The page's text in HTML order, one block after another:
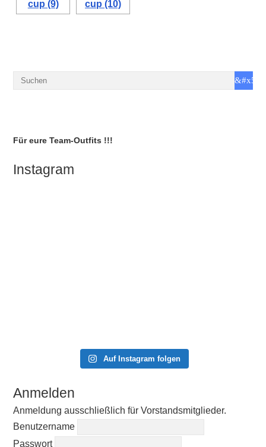
Für eure Team-Outfits !!!
Instagram
Auf Instagram folgen
Anmelden
Anmeldung ausschließlich für Vorstandsmitglieder.
Benutzername
Passwort